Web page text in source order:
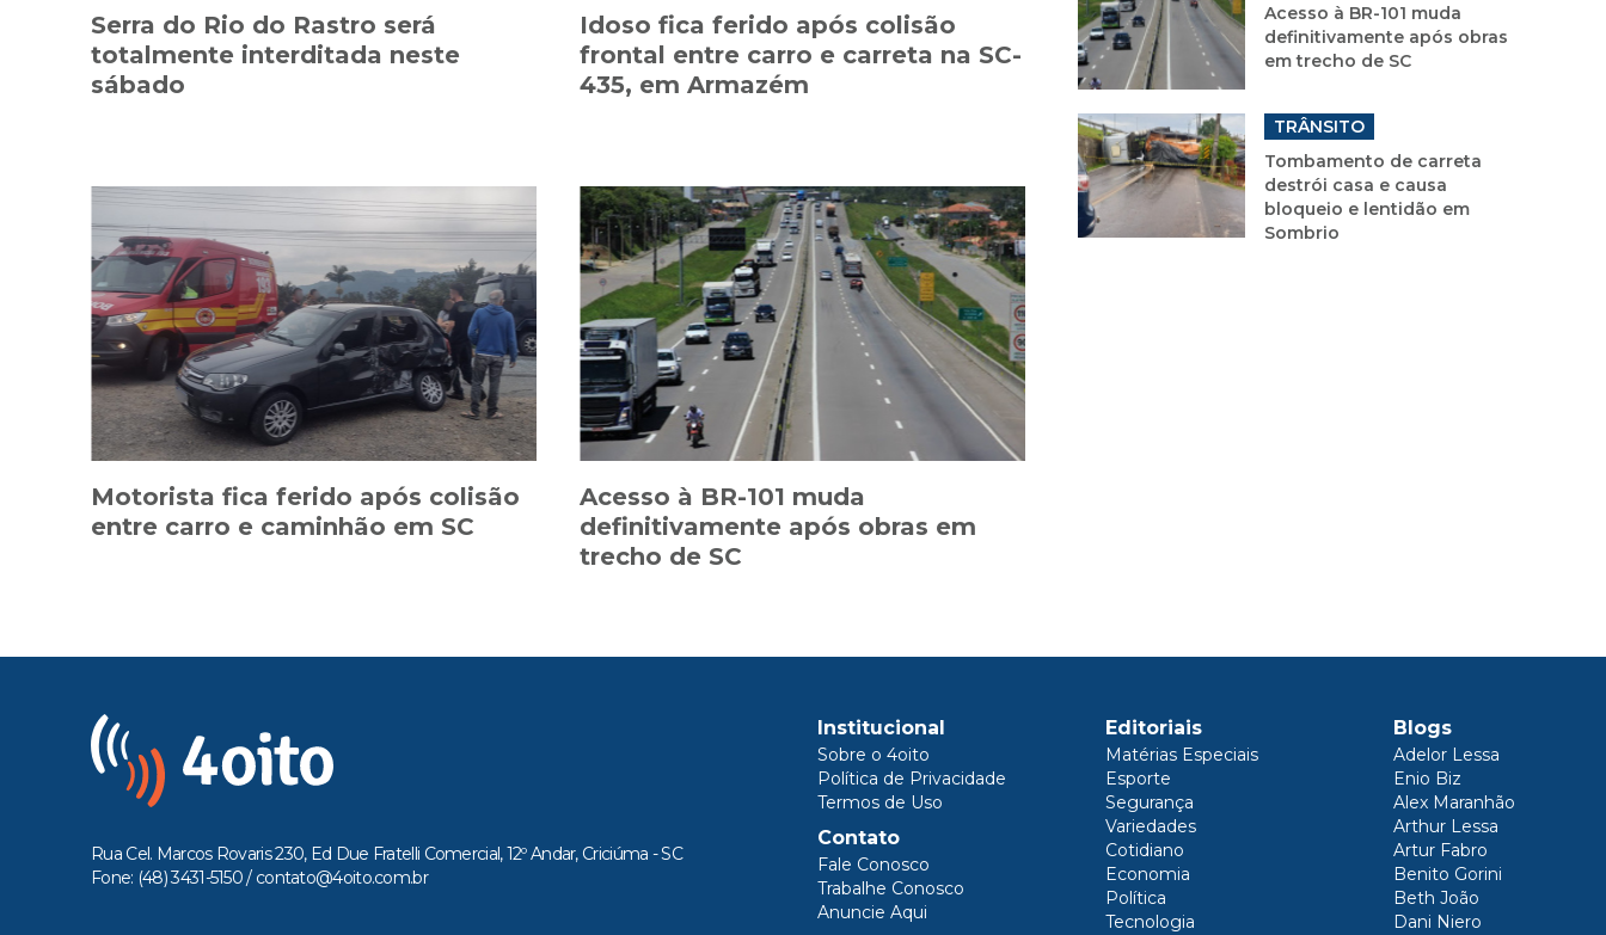
Serra do Rio do Rastro será
totalmente interditada neste
sábado
Idoso fica ferido após colisão
frontal entre carro e carreta na SC-
435, em Armazém
Motorista fica ferido após colisão
entre carro e caminhão em SC
Acesso à BR-101 muda
definitivamente após obras em
trecho de SC
Acesso à BR-101 muda
definitivamente após obras
em trecho de SC
TRÂNSITO
Tombamento de carreta
destrói casa e causa
bloqueio e lentidão em
Sombrio
Rua Cel. Marcos Rovaris 230, Ed Due Fratelli Comercial, 12º Andar, Criciúma - SC
Fone: (48) 3431-5150 / contato@4oito.com.br
Institucional
Sobre o 4oito
Política de Privacidade
Termos de Uso
Contato
Fale Conosco
Trabalhe Conosco
Anuncie Aqui
Editoriais
Matérias Especiais
Esporte
Segurança
Variedades
Cotidiano
Economia
Política
Tecnologia
Blogs
Adelor Lessa
Enio Biz
Alex Maranhão
Arthur Lessa
Artur Fabro
Benito Gorini
Beth João
Dani Niero